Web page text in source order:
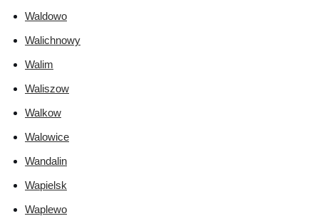
Waldowo
Walichnowy
Walim
Waliszow
Walkow
Walowice
Wandalin
Wapielsk
Waplewo